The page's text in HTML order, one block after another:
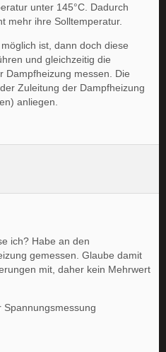
unter 145°C. Dadurch
mehr ihre Solltemperatur.
ist, dann doch diese
und gleichzeitig die
Dampfheizung messen. Die
Zuleitung der Dampfheizung
anliegen.
ich? Habe an den
gemessen. Glaube damit
mit, daher kein Mehrwert